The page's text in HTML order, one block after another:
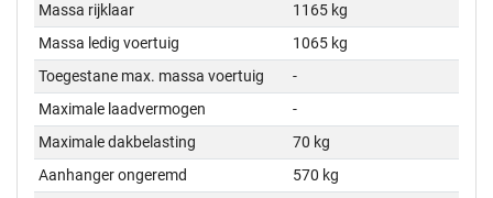
Massa rijklaar
1165 kg
Massa ledig voertuig
1065 kg
Toegestane max. massa voertuig
-
Maximale laadvermogen
-
Maximale dakbelasting
70 kg
Aanhanger ongeremd
570 kg